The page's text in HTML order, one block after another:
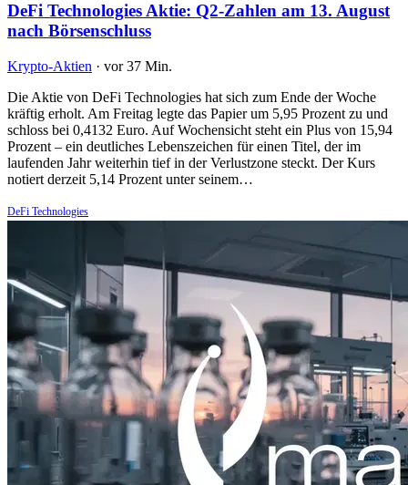
DeFi Technologies Aktie: Q2-Zahlen am 13. August
nach Börsenschluss
Krypto-Aktien · vor 37 Min.
Die Aktie von DeFi Technologies hat sich zum Ende der Woche
kräftig erholt. Am Freitag legte das Papier um 5,95 Prozent zu und
schloss bei 0,4132 Euro. Auf Wochensicht steht ein Plus von 15,94
Prozent – ein deutliches Lebenszeichen für einen Titel, der im
laufenden Jahr weiterhin tief in der Verlustzone steckt. Der Kurs
notiert derzeit 5,14 Prozent unter seinem…
DeFi Technologies